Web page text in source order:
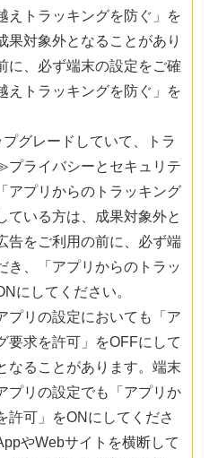
えトラッキングを防ぐ」を
果対象外となることがあり
に、必ず端末の設定をご確
えトラッキングを防ぐ」を
グレードしていて、トラ
プライバシーとセキュリテ
アプリからのトラッキング
ている方は、成果対象外と
告をご利用の前に、必ず端
き、「アプリからのトラッ
にしてください。
プリの設定においても「ア
要求を許可」をOFFにして
なることがあります。端末
プリの設定でも「アプリか
許可」をONにしてくださ
やWebサイトを横断して